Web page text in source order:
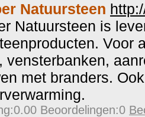
Natuursteen
Natuursteen is
Voor
vensterbanken,
met branders.
Beoordelingen:0